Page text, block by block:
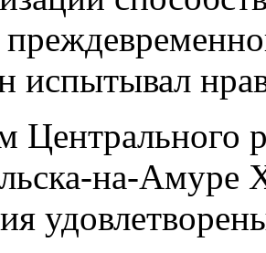
испытывал
Центрального
на-Амуре